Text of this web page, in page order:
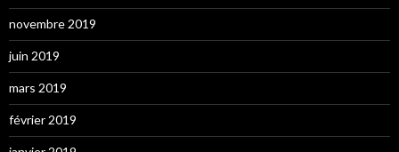
novembre 2019
juin 2019
mars 2019
février 2019